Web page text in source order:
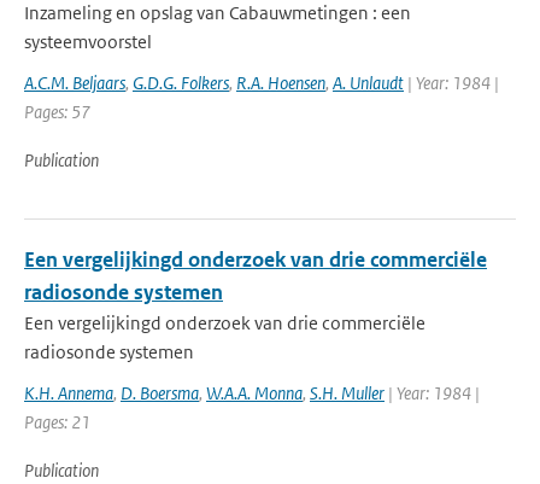
Inzameling en opslag van Cabauwmetingen : een
systeemvoorstel
A.C.M. Beljaars, G.D.G. Folkers, R.A. Hoensen, A. Unlaudt | Year: 1984 |
Pages: 57
Publication
Een vergelijkingd onderzoek van drie commerciële
radiosonde systemen
Een vergelijkingd onderzoek van drie commerciële
radiosonde systemen
K.H. Annema, D. Boersma, W.A.A. Monna, S.H. Muller | Year: 1984 |
Pages: 21
Publication